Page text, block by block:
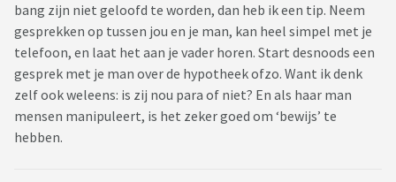
bang zijn niet geloofd te worden, dan heb ik een tip. Neem
gesprekken op tussen jou en je man, kan heel simpel met je
telefoon, en laat het aan je vader horen. Start desnoods een
gesprek met je man over de hypotheek ofzo. Want ik denk
zelf ook weleens: is zij nou para of niet? En als haar man
mensen manipuleert, is het zeker goed om ‘bewijs’ te
hebben.